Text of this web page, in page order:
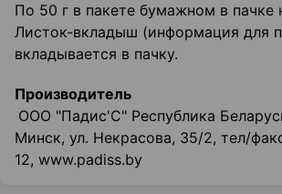
По 50 г в пакете бумажном в пачке
Листок-вкладыш (информация для
вкладывается в пачку.
Производитель
ООО "Падис'С" Республика
Минск, ул. Некрасова, 35/2, тел/
12, www.padiss.by